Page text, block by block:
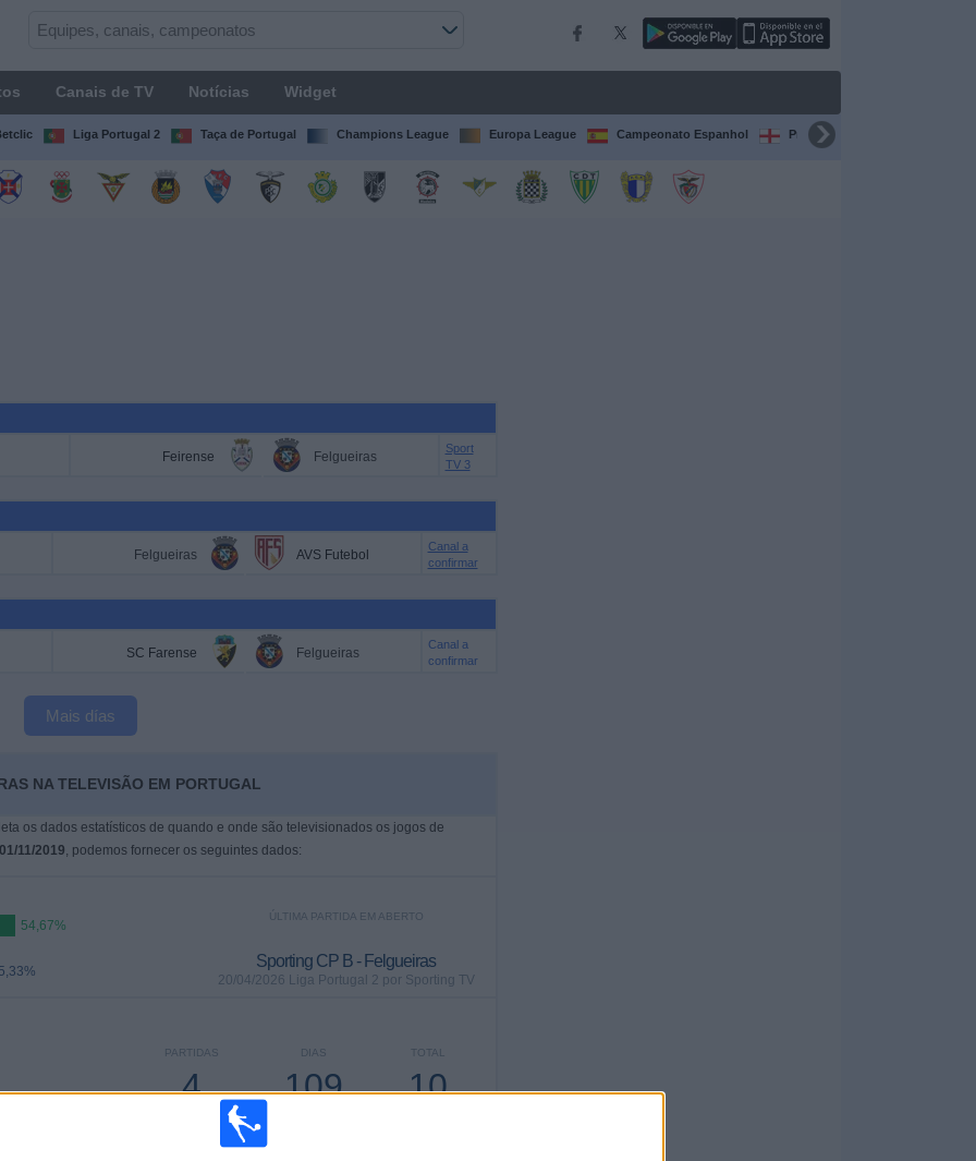
Canais de TV Notícias Widget
Liga Portugal 2 Taça de Portugal Champions League Europa League Campeonato Espanhol Premier League
Feirense Felgueiras
Sport
TV 3
Felgueiras AVS Futebol
Canal a
confirmar
SC Farense Felgueiras
Canal a
confirmar
Mais días
NA TELEVISÃO EM PORTUGAL
os dados estatísticos de quando e onde são televisionados os jogos de
01/11/2019, podemos fornecer os seguintes dados:
54,67%
ÚLTIMA PARTIDA EM ABERTO
Sporting CP B - Felgueiras
20/04/2026 Liga Portugal 2 por Sporting TV
TOTAL
10
DIAS
109
PARTIDAS
4
CONSECUTIVOS